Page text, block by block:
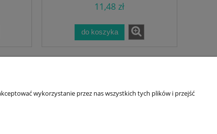
11,48 zł
do koszyka
wykorzystanie przez nas wszystkich tych plików i przejść